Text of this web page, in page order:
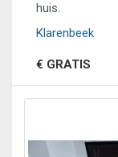
huis.
Klarenbeek
€ GRATIS